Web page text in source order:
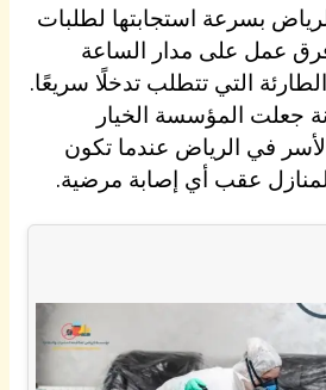
بسرعة استجابتها لطلبات
عمل على مدار الساعة
التي تتطلب تدخلًا سريعًا.
جعلت المؤسسة الخيار
في الرياض عندما تكون
عقب أي إصابة مرضية.